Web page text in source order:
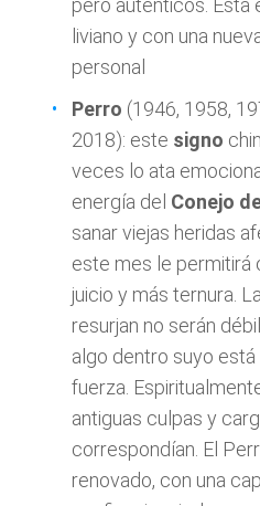
pero auténticos. Esta
liviano y con una
personal
Perro (1946, 1958,
2018): este signo
veces lo ata
energía del Conejo
sanar viejas heridas
este mes le permitirá
juicio y más ternura.
resurjan no serán
algo dentro suyo
fuerza.
antiguas culpas y
correspondían. El
renovado, con una